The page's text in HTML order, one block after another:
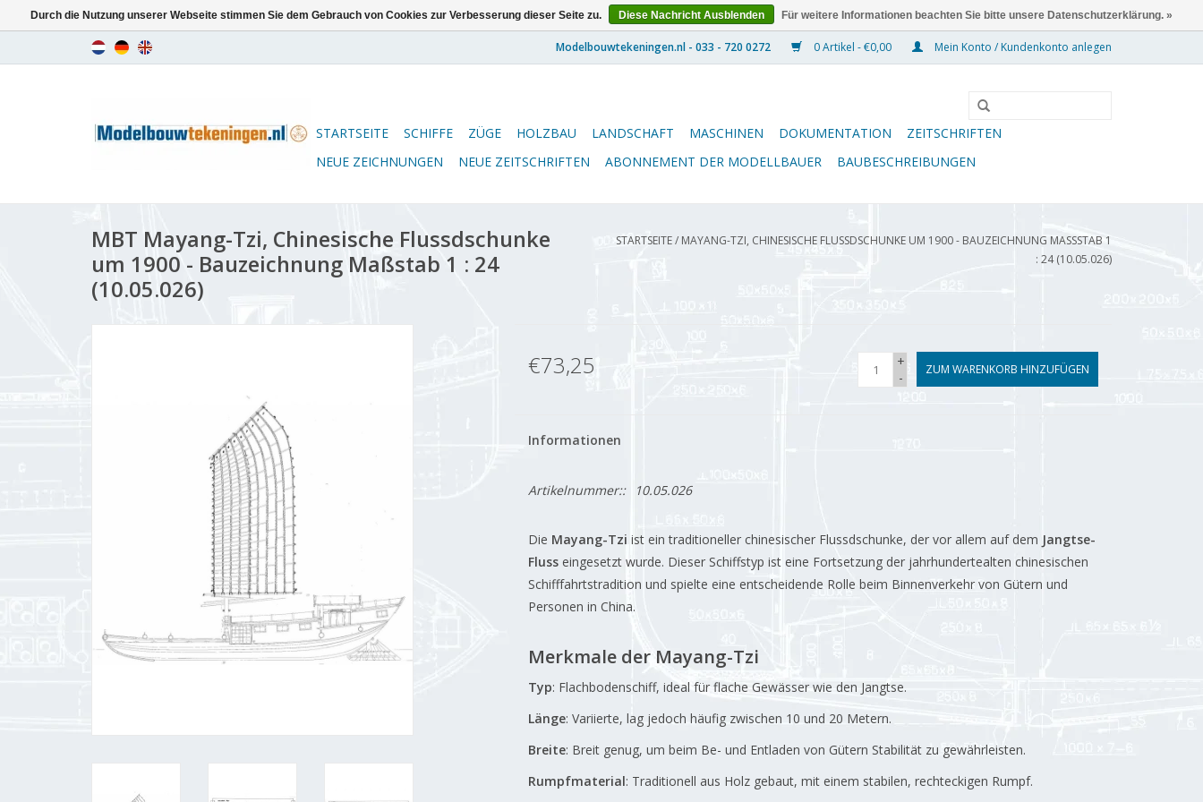
0 Artikel - €0,00 Mein Konto / Kundenkonto anlegen
STARTSEITE SCHIFFE ZÜGE HOLZBAU LANDSCHAFT MASCHINEN DOKUMENTATION
ZEITSCHRIFTEN
NEUE ZEICHNUNGEN
NEUE ZEITSCHRIFTEN ABONNEMENT DER MODELLBAUER BAUBESCHREIBUNGEN
MBT Mayang-Tzi, Chinesische Flussdschunke
um 1900 - Bauzeichnung Maßstab 1 : 24
(10.05.026)
STARTSEITE/ MAYANG-TZI, CHINESISCHE FLUSSDSCHUNKE UM 1900 - BAUZEICHNUNG MASSSTAB 1 :
24 (10.05.026)
€73,25
+
-
ZUM WARENKORB HINZUFÜGEN
Informationen
Artikelnummer:: 10.05.026
Die Mayang-Tzi ist ein traditioneller chinesischer Flussdschunke, der vor allem auf dem Jangtse-
Flusseingesetzt wurde. Dieser Schiffstyp ist eine Fortsetzung der jahrhundertealten chinesischen
Schifffahrtstradition und spielte eine entscheidende Rolle beim Binnenverkehr von Gütern und
Personen in China.
Merkmale der Mayang-Tzi
Typ: Flachbodenschiff, ideal für flache Gewässer wie den Jangtse.
Länge: Variierte, lag jedoch häufig zwischen 10 und 20 Metern.
Breite: Breit genug, um beim Be- und Entladen von Gütern Stabilität zu gewährleisten.
Rumpfmaterial: Traditionell aus Holz gebaut, mit einem stabilen, rechteckigen Rumpf.
Durch die Nutzung unserer Webseite stimmen Sie dem Gebrauch von Cookies zur Verbesserung dieser Seite zu. Diese Nachricht Ausblenden Für weitere Informationen beachten Sie bitte unsere Datenschutzerklärung. »